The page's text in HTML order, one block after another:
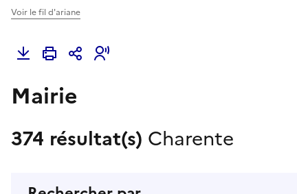
Voir le fil d'ariane
Mairie
374 résultat(s) Charente